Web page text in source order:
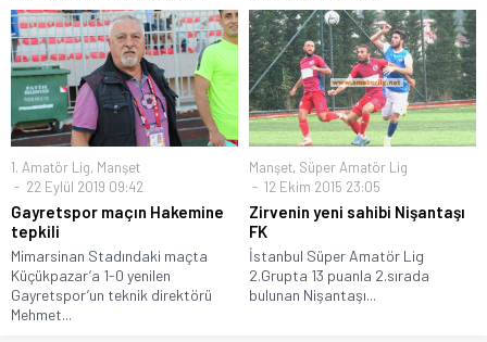
1. Amatör Lig, Manşet
22 Eylül 2019 09:42
Gayretspor maçın Hakemine
tepkili
Mimarsinan Stadındaki maçta
Küçükpazar’a 1-0 yenilen
Gayretspor’un teknik direktörü
Mehmet...
Manşet, Süper Amatör Lig
12 Ekim 2015 23:05
Zirvenin yeni sahibi Nişantaşı
FK
İstanbul Süper Amatör Lig
2.Grupta 13 puanla 2.sırada
bulunan Nişantaşı...